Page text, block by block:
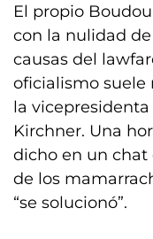
El propio
con la nulidad
causas del
oficialismo suele
la
Kirchner. Una
dicho en un
de los
“se solucionó”.